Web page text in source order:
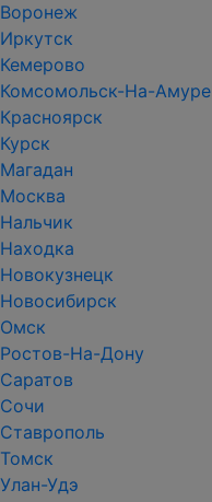
Воронеж
Иркутск
Кемерово
Комсомольск-На-Амуре
Красноярск
Курск
Магадан
Москва
Нальчик
Находка
Новокузнецк
Новосибирск
Омск
Ростов-На-Дону
Саратов
Сочи
Ставрополь
Томск
Улан-Удэ